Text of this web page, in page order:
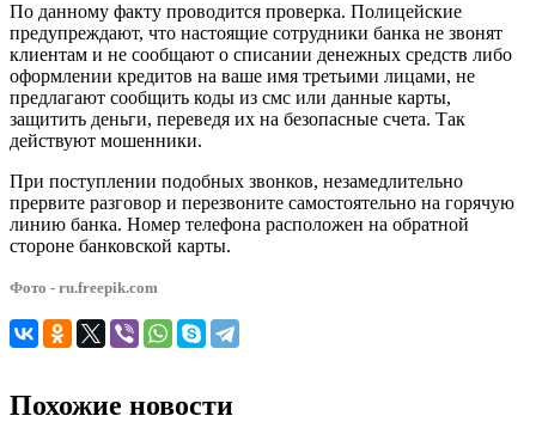
По данному факту проводится проверка. Полицейские
предупреждают, что настоящие сотрудники банка не звонят
клиентам и не сообщают о списании денежных средств либо
оформлении кредитов на ваше имя третьими лицами, не
предлагают сообщить коды из смс или данные карты,
защитить деньги, переведя их на безопасные счета. Так
действуют мошенники.
При поступлении подобных звонков, незамедлительно
прервите разговор и перезвоните самостоятельно на горячую
линию банка. Номер телефона расположен на обратной
стороне банковской карты.
Фото - ru.freepik.com
Похожие новости